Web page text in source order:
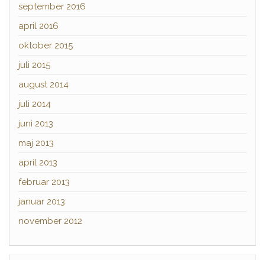
september 2016
april 2016
oktober 2015
juli 2015
august 2014
juli 2014
juni 2013
maj 2013
april 2013
februar 2013
januar 2013
november 2012